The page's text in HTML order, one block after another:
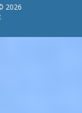
2026